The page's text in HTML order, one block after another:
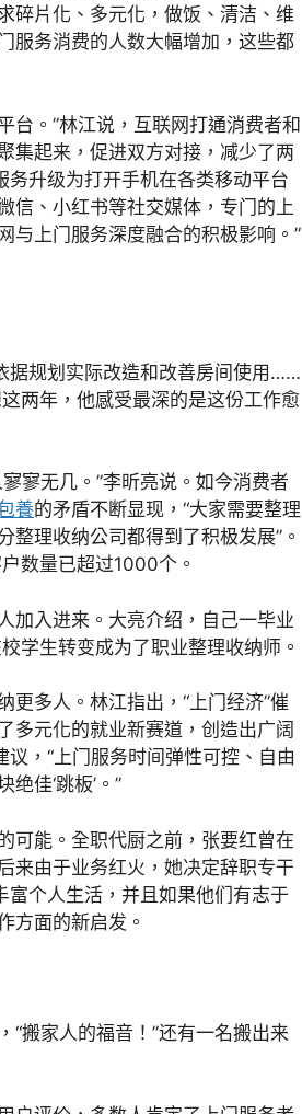
碎片化、多元化，做饭、清洁、维
服务消费的人数大幅增加，这些都
台。”林江说，互联网打通消费者和
集起来，促进双方对接，减少了两
务升级为打开手机在各类移动平台
信、小红书等社交媒体，专门的上
与上门服务深度融合的积极影响。”
据规划实际改造和改善房间使用……
两年，他感受最深的是这份工作愈
寥无几。”李昕亮说。如今消费者
養的矛盾不断显现，“大家需要整理
理收纳公司都得到了积极发展”。
数量已超过1000个。
加入进来。大亮介绍，自己一毕业
学生转变成为了职业整理收纳师。
多人。林江指出，“上门经济”催
多元化的就业新赛道，创造出广阔
，“上门服务时间弹性可控、自由
佳‘跳板’。”
可能。全职代厨之前，张要红曾在
来由于业务红火，她决定辞职专干
富个人生活，并且如果他们有志于
方面的新启发。
搬家人的福音！”还有一名搬出来